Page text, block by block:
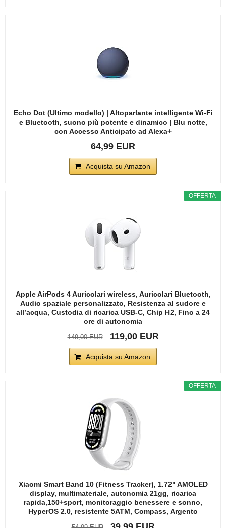
Echo Dot (Ultimo modello) | Altoparlante intelligente Wi-Fi
e Bluetooth, suono più potente e dinamico | Blu notte,
con Accesso Anticipato ad Alexa+
64,99 EUR
Acquista su Amazon
OFFERTA
Apple AirPods 4 Auricolari wireless, Auricolari Bluetooth,
Audio spaziale personalizzato, Resistenza al sudore e
all’acqua, Custodia di ricarica USB-C, Chip H2, Fino a 24
ore di autonomia
149,00 EUR 119,00 EUR
Acquista su Amazon
OFFERTA
Xiaomi Smart Band 10 (Fitness Tracker), 1.72" AMOLED
display, multimateriale, autonomia 21gg, ricarica
rapida,150+sport, monitoraggio benessere e sonno,
HyperOS 2.0, resistente 5ATM, Compass, Argento